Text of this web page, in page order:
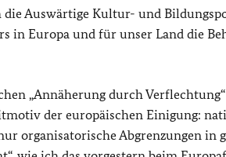
Auswärtige Kultur- und
in Europa und für unser Land die
„Annäherung durch
der europäischen Einigung:
organisatorische Abgrenzungen in